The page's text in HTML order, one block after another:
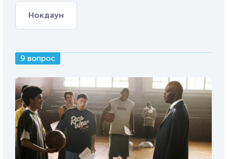
Нокдаун
9 вопрос